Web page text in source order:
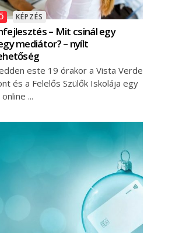
KÉPZÉS
– Mit csinál egy
mediátor? – nyílt
este 19 órakor a Vista Verde
és a Felelős Szülők Iskolája egy